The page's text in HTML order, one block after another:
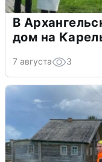
В
дом на
7 августа 3